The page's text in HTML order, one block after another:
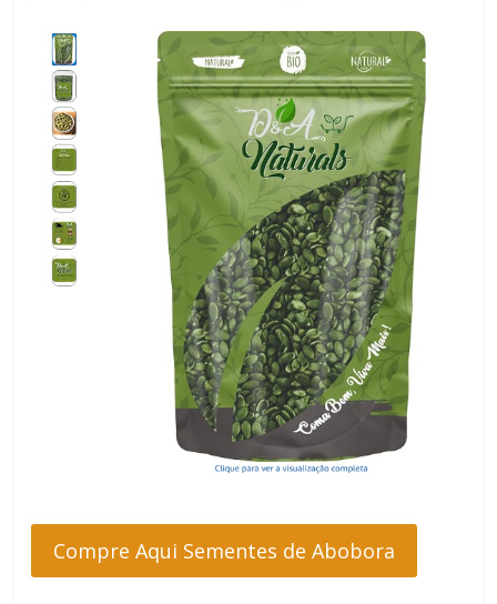
Compre Aqui Sementes de Abobora